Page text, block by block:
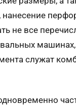
нанесение
не все
служат